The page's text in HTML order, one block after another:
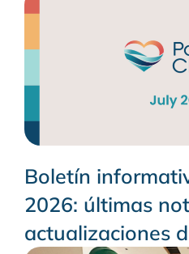
Boletín
2026: últimas
actualizaciones